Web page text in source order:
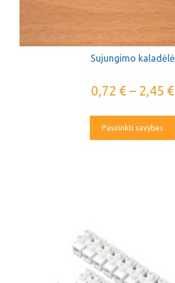
Sujungimo kaladėlė
0,72 €– 2,45 €
Pasirinkti savybes